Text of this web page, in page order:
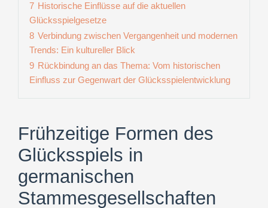
7 Historische Einflüsse auf die aktuellen
Glücksspielgesetze
8 Verbindung zwischen Vergangenheit und modernen
Trends: Ein kultureller Blick
9 Rückbindung an das Thema: Vom historischen
Einfluss zur Gegenwart der Glücksspielentwicklung
Frühzeitige Formen des
Glücksspiels in
germanischen
Stammesgesellschaften